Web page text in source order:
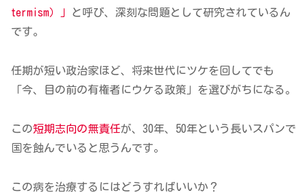
termism）」
と呼び、深刻な問題として研究されているん
です。
任期が短い政治家ほど、将来世代にツケを回してでも
「今、目の前の有権者にウケる政策」を選びがちになる。
この短期志向の無責任が、30年、50年という長いスパンで
国を蝕んでいると思うんです。
この病を治療するにはどうすればいいか？